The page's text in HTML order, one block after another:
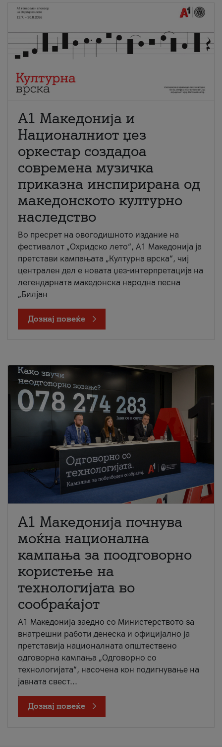
А1 Македонија и
Националниот џез
оркестар создадоа
современа музичка
приказна инспирирана од
македонското културно
наследство
Во пресрет на овогодишното издание на
фестивалот „Охридско лето“, А1 Македонија ја
претстави кампањата „Културна врска“, чиј
централен дел е новата џез-интерпретација на
легендарната македонска народна песна
„Билјан
Дознај повеќе
A1 Македонија почнува
моќна национална
кампања за поодговорно
користење на
технологијата во
сообраќајот
A1 Македонија заедно со Министерството за
внатрешни работи денеска и официјално ја
претставија националната општествено
одговорна кампања „Одговорно со
технологијата“, насочена кон подигнување на
јавната свест...
Дознај повеќе